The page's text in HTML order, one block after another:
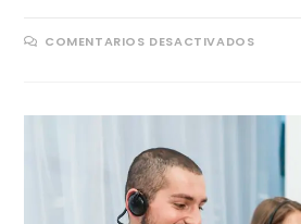
COMENTARIOS DESACTIVADOS